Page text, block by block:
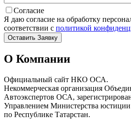
Согласие
Я даю согласие на обработку
соответствии с политикой
О Компании
Официальный сайт НКО ОСА.
Некоммерческая организация
Автоэкспертов ОСА,
Управлением Министерства
по Республике Татарстан.